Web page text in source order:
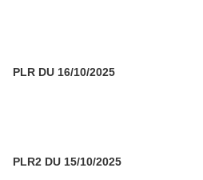
PLR DU 16/10/2025
PLR2 DU 15/10/2025